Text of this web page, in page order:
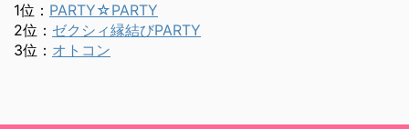
1位： PARTY☆PARTY
2位： ゼクシィ縁結びPARTY
3位： オトコン